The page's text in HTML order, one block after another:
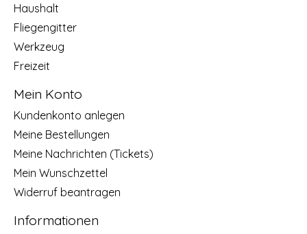
Haushalt
Fliegengitter
Werkzeug
Freizeit
Mein Konto
Kundenkonto anlegen
Meine Bestellungen
Meine Nachrichten (Tickets)
Mein Wunschzettel
Widerruf beantragen
Informationen